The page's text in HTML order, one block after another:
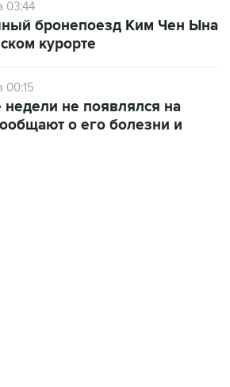
03:44
бронепоезд Ким Чен Ына
курорте
00:15
не появлялся на
о его болезни и